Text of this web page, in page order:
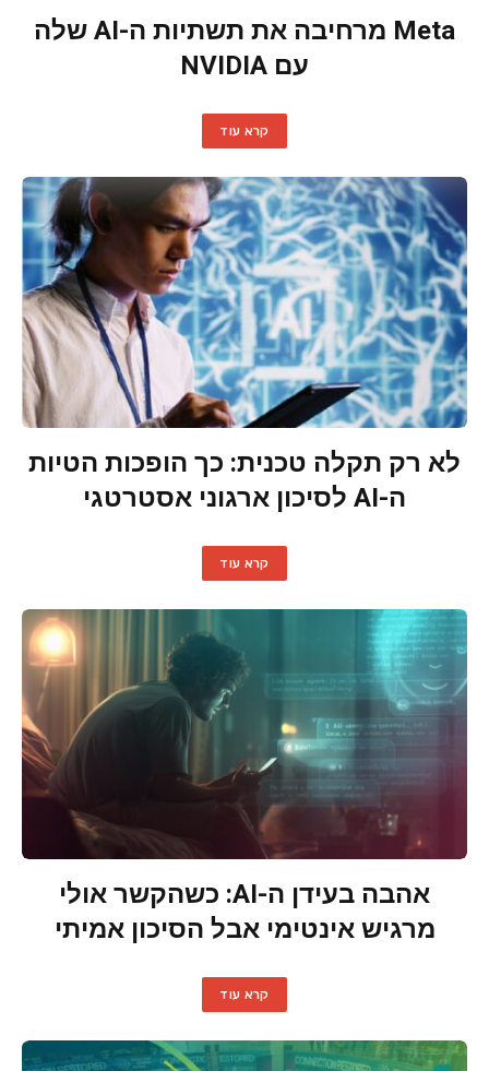
Meta מרחיבה את תשתיות ה-AI שלה
עם NVIDIA
קרא עוד
לא רק תקלה טכנית: כך הופכות הטיות
ה-AI לסיכון ארגוני אסטרטגי
קרא עוד
אהבה בעידן ה-AI: כשהקשר אולי
מרגיש אינטימי אבל הסיכון אמיתי
קרא עוד